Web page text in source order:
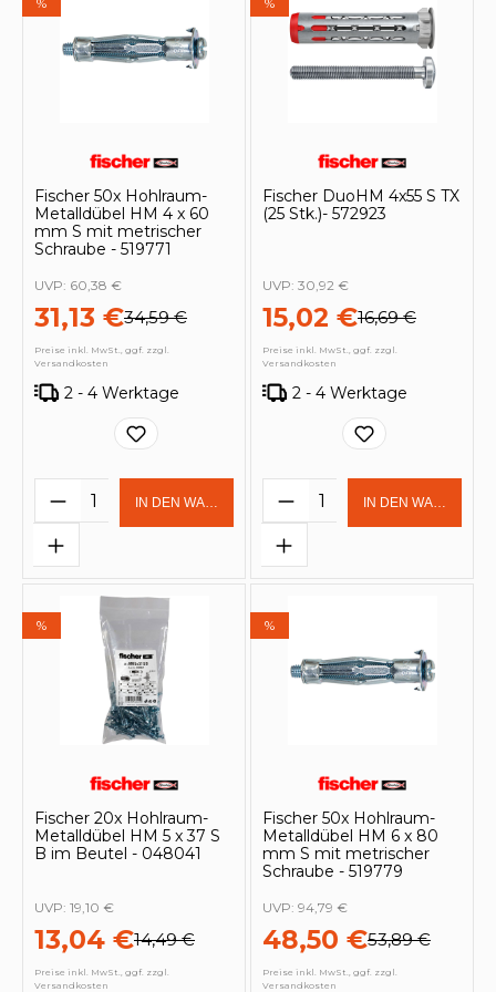
Fischer 50x Hohlraum-
Metalldübel HM 4 x 60
mm S mit metrischer
Schraube - 519771
31,13 €34,59 €
UVP: 60,38 €
Preise inkl. MwSt., ggf. zzgl.
Versandkosten
2 - 4 Werktage
Produkt Anzahl: Gib den
IN DEN WARENKORB
Fischer DuoHM 4x55 S TX
(25 Stk.)- 572923
15,02 €16,69 €
UVP: 30,92 €
Preise inkl. MwSt., ggf. zzgl.
Versandkosten
2 - 4 Werktage
Produkt Anzahl:
IN DEN
%
Fischer 20x Hohlraum-
Metalldübel HM 5 x 37 S
B im Beutel - 048041
13,04 €14,49 €
UVP: 19,10 €
Preise inkl. MwSt., ggf. zzgl.
Versandkosten
%
Fischer 50x Hohlraum-
Metalldübel HM 6 x 80
mm S mit metrischer
Schraube - 519779
48,50 €53,89 €
UVP: 94,79 €
Preise inkl. MwSt., ggf. zzgl.
Versandkosten